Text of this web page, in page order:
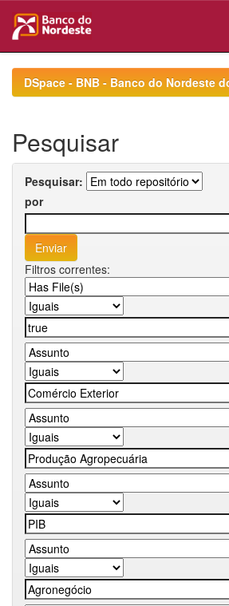
navigationDSpace - BNB - Banco do Nordeste
Pesquisar
Pesquisar:
por
Filtros correntes: